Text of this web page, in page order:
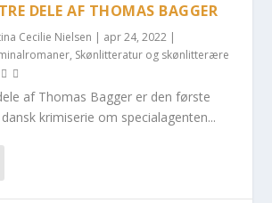
DELE AF THOMAS BAGGER
Cecilie Nielsen | apr 24, 2022 |
, Skønlitteratur og skønlitterære
af Thomas Bagger er den første
krimiserie om specialagenten...